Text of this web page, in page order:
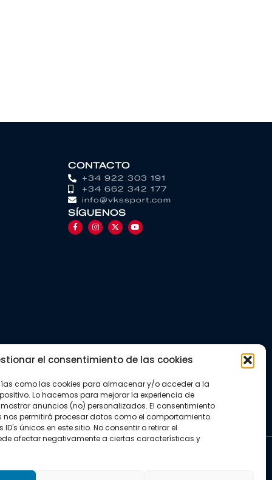
el consentimiento de las cookies
como las cookies para almacenar y/o acceder a la
Lo hacemos para mejorar la experiencia de
anuncios (no) personalizados. El consentimiento
permitirá procesar datos como el comportamiento
únicos en este sitio. No consentir o retirar el
afectar negativamente a ciertas características y
CONTACTO
+34 922 303 191
+34 662 342 177
info@vkssport.com
SÍGUENOS